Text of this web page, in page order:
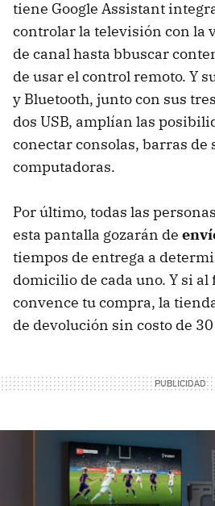
tiene Google Assistant
controlar la televisión con la
de canal hasta bbuscar
de usar el control remoto. Y
y Bluetooth, junto con sus
dos USB, amplían las
conectar consolas, barras de
computadoras.
Por último, todas las
esta pantalla gozarán de
tiempos de entrega a
domicilio de cada uno. Y si al
convence tu compra, la
de devolución sin costo de